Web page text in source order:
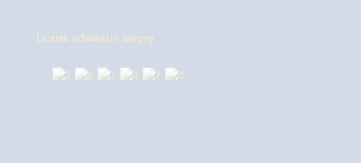
Licznik odwiedzin witryny